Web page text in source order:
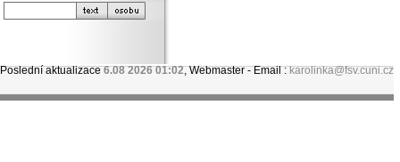
Poslední aktualizace6.08 2026 01:02, Webmaster - Email :karolinka@fsv.cuni.cz